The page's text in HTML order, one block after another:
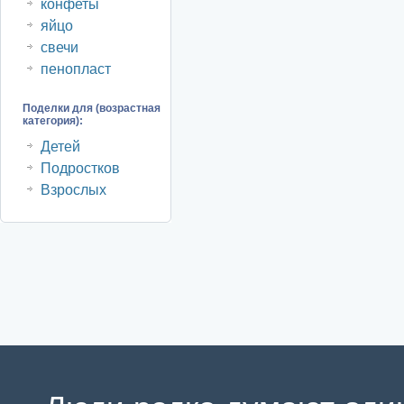
конфеты
яйцо
свечи
пенопласт
Поделки для (возрастная
категория):
Детей
Подростков
Взрослых